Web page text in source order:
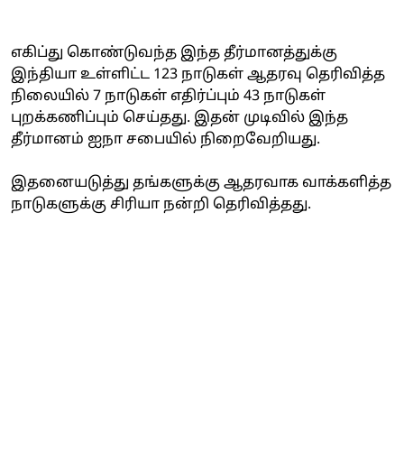
எகிப்து கொண்டுவந்த இந்த தீர்மானத்துக்கு
இந்தியா உள்ளிட்ட 123 நாடுகள் ஆதரவு தெரிவித்த
நிலையில் 7 நாடுகள் எதிர்ப்பும் 43 நாடுகள்
புறக்கணிப்பும் செய்தது. இதன் முடிவில் இந்த
தீர்மானம் ஐநா சபையில் நிறைவேறியது.
இதனையடுத்து தங்களுக்கு ஆதரவாக வாக்களித்த
நாடுகளுக்கு சிரியா நன்றி தெரிவித்தது.